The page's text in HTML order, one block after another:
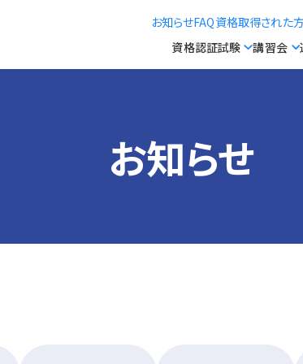
資格認証試験 講習会
お知らせFAQ資格取得された
お知らせ